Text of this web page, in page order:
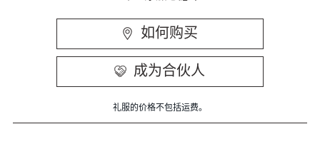
如何购买
成为合伙人
礼服的价格不包括运费。